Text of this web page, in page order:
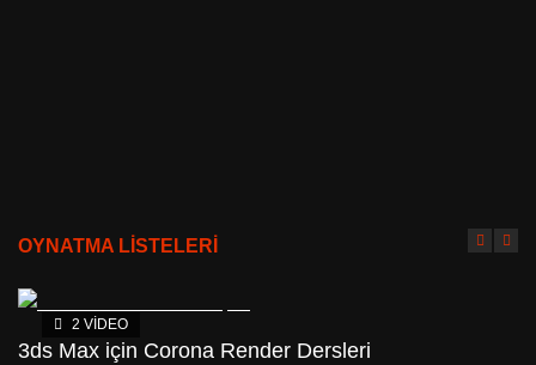
OYNATMA LİSTELERİ
2 VIDEO
3ds Max için Corona Render Dersleri